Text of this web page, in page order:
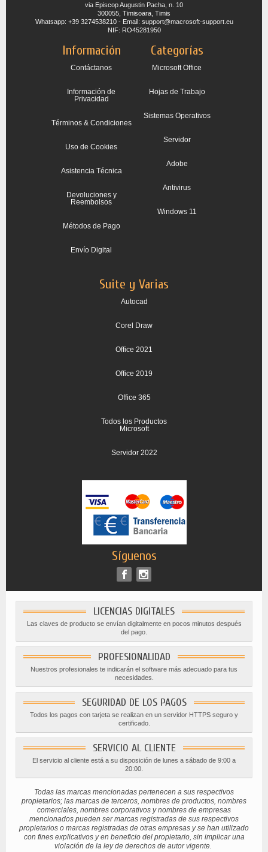
via Episcop Augustin Pacha, n. 10
300055, Timisoara, Timis
Whatsapp: +39 3274538210 - Email: support@macrosoft-support.eu
NIF: RO45281950
Información
Contáctanos
Información de
Privacidad
Términos & Condiciones
Uso de Cookies
Asistencia Técnica
Devoluciones y
Reembolsos
Métodos de Pago
Envío Digital
Categorías
Microsoft Office
Hojas de Trabajo
Sistemas Operativos
Servidor
Adobe
Antivirus
Windows 11
Suite y Varias
Autocad
Corel Draw
Office 2021
Office 2019
Office 365
Todos los Productos
Microsoft
Servidor 2022
Síguenos
LICENCIAS DIGITALES
Las claves de producto se envían digitalmente en pocos minutos después
del pago.
PROFESIONALIDAD
Nuestros profesionales te indicarán el software más adecuado para tus
necesidades.
SEGURIDAD DE LOS PAGOS
Todos los pagos con tarjeta se realizan en un servidor HTTPS seguro y
certificado.
SERVICIO AL CLIENTE
El servicio al cliente está a su disposición de lunes a sábado de 9:00 a
20:00.
Todas las marcas mencionadas pertenecen a sus respectivos
propietarios; las marcas de terceros, nombres de productos, nombres
comerciales, nombres corporativos y nombres de empresas
mencionados pueden ser marcas registradas de sus respectivos
propietarios o marcas registradas de otras empresas y se han utilizado
con fines explicativos y en beneficio del propietario, sin implicar una
violación de la ley de derechos de autor vigente.